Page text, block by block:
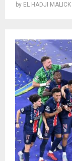
by EL HADJI